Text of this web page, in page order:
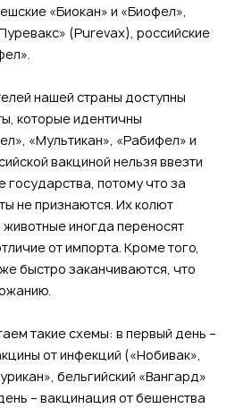
«Биокан» и «Биофел»,
(Purevax), российские
нашей страны доступны
которые идентичны
«Мультикан», «Рабифел» и
вакциной нельзя ввезти
государства, потому что за
не признаются. Их колют
иногда переносят
от импорта. Кроме того,
быстро заканчиваются, что
такие схемы: в первый день –
от инфекций («Нобивак»,
бельгийский «Вангард»
– вакцинация от бешенства